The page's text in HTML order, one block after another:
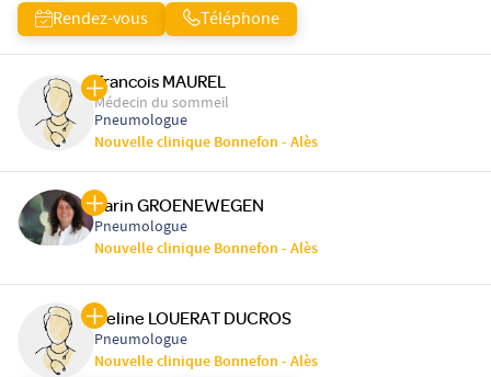
Rendez-vous Téléphone
Francois MAUREL
Médecin du sommeil
Pneumologue
Nouvelle clinique Bonnefon - Alès
Karin GROENEWEGEN
Pneumologue
Nouvelle clinique Bonnefon - Alès
Celine LOUERAT DUCROS
Pneumologue
Nouvelle clinique Bonnefon - Alès